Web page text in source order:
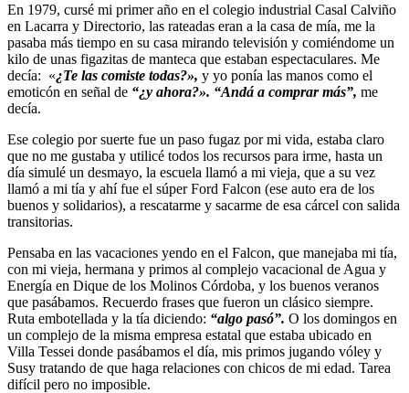
En 1979, cursé mi primer año en el colegio industrial Casal Calviño
en Lacarra y Directorio, las rateadas eran a la casa de mía, me la
pasaba más tiempo en su casa mirando televisión y comiéndome un
kilo de unas figazitas de manteca que estaban espectaculares. Me
decía: «¿Te las comiste todas?», y yo ponía las manos como el
emoticón en señal de “¿y ahora?». “Andá a comprar más”, me
decía.
Ese colegio por suerte fue un paso fugaz por mi vida, estaba claro
que no me gustaba y utilicé todos los recursos para irme, hasta un
día simulé un desmayo, la escuela llamó a mi vieja, que a su vez
llamó a mi tía y ahí fue el súper Ford Falcon (ese auto era de los
buenos y solidarios), a rescatarme y sacarme de esa cárcel con salida
transitorias.
Pensaba en las vacaciones yendo en el Falcon, que manejaba mi tía,
con mi vieja, hermana y primos al complejo vacacional de Agua y
Energía en Dique de los Molinos Córdoba, y los buenos veranos
que pasábamos. Recuerdo frases que fueron un clásico siempre.
Ruta embotellada y la tía diciendo: “algo pasó”. O los domingos en
un complejo de la misma empresa estatal que estaba ubicado en
Villa Tessei donde pasábamos el día, mis primos jugando vóley y
Susy tratando de que haga relaciones con chicos de mi edad. Tarea
difícil pero no imposible.